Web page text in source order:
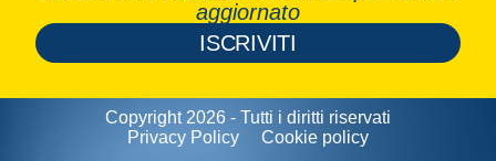
aggiornato
ISCRIVITI
Copyright 2026 - Tutti i diritti riservati
Privacy Policy
Cookie policy